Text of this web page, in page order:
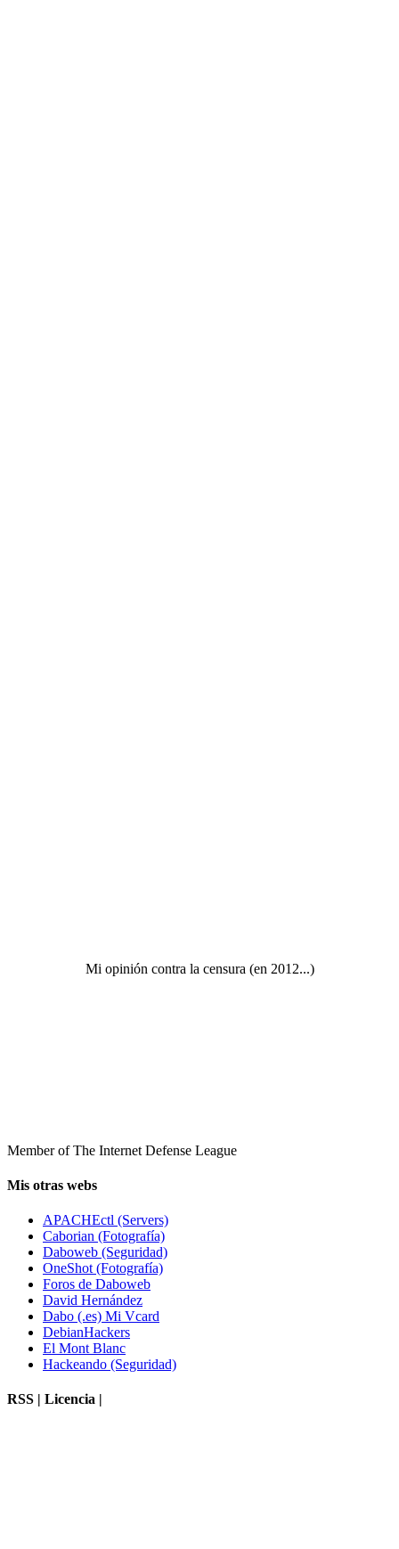
Mi opinión contra la censura (en 2012...)
Member of The Internet Defense League
Mis otras webs
APACHEctl (Servers)
Caborian (Fotografía)
Daboweb (Seguridad)
OneShot (Fotografía)
Foros de Daboweb
David Hernández
Dabo (.es) Mi Vcard
DebianHackers
El Mont Blanc
Hackeando (Seguridad)
RSS | Licencia |